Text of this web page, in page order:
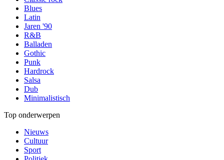
Blues
Latin
Jaren '90
R&B
Balladen
Gothic
Punk
Hardrock
Salsa
Dub
Minimalistisch
Top onderwerpen
Nieuws
Cultuur
Sport